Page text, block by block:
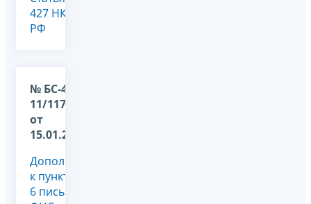
427 НК
РФ
№ БС-4-
11/117@
от
15.01.2026
Дополнение
к пункту
6 письма